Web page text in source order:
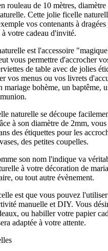
rouleau de 10 mètres,
Cette jolie ficelle
vos contenants à
votre cadeau d'invité.
est l'accessoire
vous permettre d'accrocher
de table avec de jolies
vos menus ou vos livrets
mariage bohème, un baptême,
naturelle se découpe
à son diamètre de 2mm,
des étiquettes pour les
des petites coupelles.
son nom l'indique va
à votre décoration de
ou tout autre évènement.
est que vous pouvez
manuelle et DIY. Vous
ou habiller votre papier
adaptée à votre attente.